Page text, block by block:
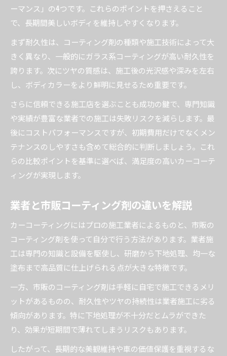
ーマンス」の4つです。これらのポイントを押さえること
で、長期間美しいボディを維持しやすくなります。
まず耐久性は、コーティング剤の種類や施工技術によって大
きく異なり、一般的にガラス系コーティングが高い耐久性を
誇ります。次にツヤの質感は、施工後の光沢感や深みを左右
し、ボディカラーをより鮮明に見せるため重要です。
さらに信頼できる施工店を選ぶことも成功の鍵で、専門知識
や実績が豊富な業者での施工は失敗リスクを減らします。最
後にコストパフォーマンスですが、初期費用だけでなくメン
テナンスのしやすさも含めて総合的に判断しましょう。これ
らの比較ポイントを基準に選べば、満足度の高いカーコーテ
ィングが実現します。
業者と市販コーティング剤の違いを解説
カーコーティングにはプロの施工業者によるものと、市販の
コーティング剤を使って自分で行う方法があります。業者施
工は専門の知識と設備を駆使し、研磨から下地処理、均一な
塗布まで高品質に仕上げられる点が大きな特徴です。
一方、市販のコーティング剤は手軽に自宅で施工できるメリ
ットがあるものの、耐久性やツヤの持続性は業者施工に劣る
傾向があります。特に下地処理が不十分だとムラができた
り、効果が短期間で薄れてしまうリスクもあります。
したがって、長期的な美観維持や車の価値保護を重視するな